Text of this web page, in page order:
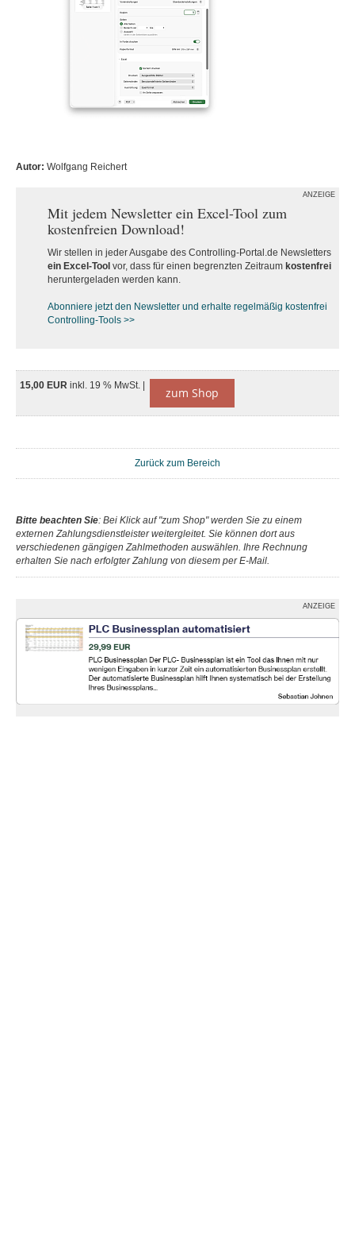
Autor: Wolfgang Reichert
ANZEIGE
Mit jedem Newsletter ein Excel-Tool zum
kostenfreien Download!
Wir stellen in jeder Ausgabe des Controlling-Portal.de Newsletters
ein Excel-Tool vor, dass für einen begrenzten Zeitraum kostenfrei
heruntergeladen werden kann.
Abonniere jetzt den Newsletter und erhalte regelmäßig kostenfrei
Controlling-Tools >>
15,00 EUR inkl. 19 % MwSt. | zum Shop
Zurück zum Bereich
Bitte beachten Sie: Bei Klick auf "zum Shop" werden Sie zu einem
externen Zahlungsdienstleister weitergleitet. Sie können dort aus
verschiedenen gängigen Zahlmethoden auswählen. Ihre Rechnung
erhalten Sie nach erfolgter Zahlung von diesem per E-Mail.
ANZEIGE